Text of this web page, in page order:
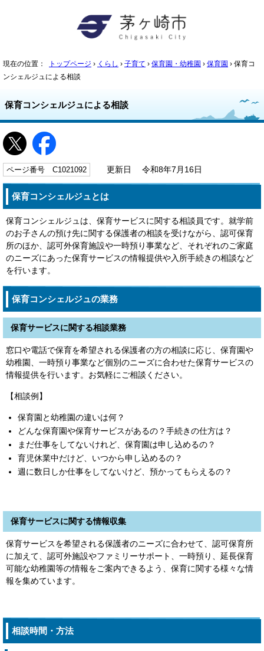
現在の位置： トップページ › くらし › 子育て › 保育園・幼稚園 › 保育園 › 保育コ
ンシェルジュによる相談
保育コンシェルジュによる相談
ページ番号 C1021092 更新日 令和8年7月16日
保育コンシェルジュとは
保育コンシェルジュは、保育サービスに関する相談員です。就学前
のお子さんの預け先に関する保護者の相談を受けながら、認可保育
所のほか、認可外保育施設や一時預り事業など、それぞれのご家庭
のニーズにあった保育サービスの情報提供や入所手続きの相談など
を行います。
保育コンシェルジュの業務
保育サービスに関する相談業務
窓口や電話で保育を希望される保護者の方の相談に応じ、保育園や
幼稚園、一時預り事業など個別のニーズに合わせた保育サービスの
情報提供を行います。お気軽にご相談ください。
【相談例】
保育園と幼稚園の違いは何？
どんな保育園や保育サービスがあるの？手続きの仕方は？
まだ仕事をしてないけれど、保育園は申し込めるの？
育児休業中だけど、いつから申し込めるの？
週に数日しか仕事をしてないけど、預かってもらえるの？
保育サービスに関する情報収集
保育サービスを希望される保護者のニーズに合わせて、認可保育所
に加えて、認可外施設やファミリーサポート、一時預り、延長保育
可能な幼稚園等の情報をご案内できるよう、保育に関する様々な情
報を集めています。
相談時間・方法